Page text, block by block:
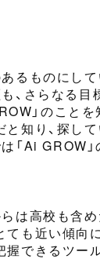
るものにし
、さらなる目
」のこと
と知り、探し
「Ai GROW
は高校も含
ても近い傾向
握できるツー